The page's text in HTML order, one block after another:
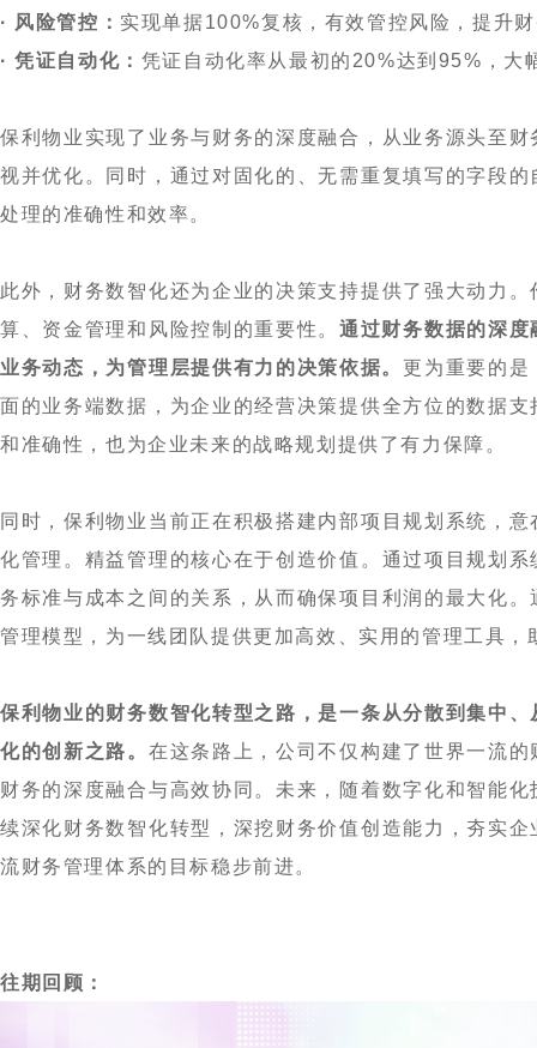
· 风险管控： 实现单据100%复核，有效管控风险，提升
· 凭证自动化： 凭证自动化率从最初的20%达到95%，大
保利物业实现了业务与财务的深度融合，从业务源头至
视并优化。同时，通过对固化的、无需重复填写的字段
处理的准确性和效率。
此外，财务数智化还为企业的决策支持提供了强大动力
算、资金管理和风险控制的重要性。通过财务数据的深
业务动态，为管理层提供有力的决策依据。更为重要的是
面的业务端数据，为企业的经营决策提供全方位的数据
和准确性，也为企业未来的战略规划提供了有力保障。
同时，保利物业当前正在积极搭建内部项目规划系统，
化管理。精益管理的核心在于创造价值。通过项目规划
务标准与成本之间的关系，从而确保项目利润的最大化
管理模型，为一线团队提供更加高效、实用的管理工具，
保利物业的财务数智化转型之路，是一条从分散到集中
化的创新之路。 在这条路上，公司不仅构建了世界一流
财务的深度融合与高效协同。未来，随着数字化和智能
续深化财务数智化转型，深挖财务价值创造能力，夯实
流财务管理体系的目标稳步前进。
往期回顾：